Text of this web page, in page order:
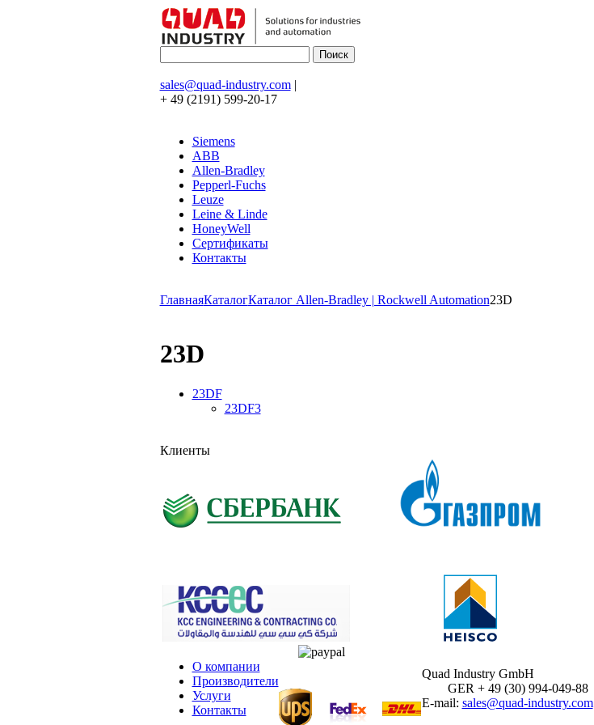
sales@quad-industry.com|
+ 49 (2191) 599-20-17
Siemens
ABB
Allen-Bradley
Pepperl-Fuchs
Leuze
Leine & Linde
HoneyWell
Сертификаты
Контакты
ГлавнаяКаталогКаталог Allen-Bradley | Rockwell Automation23D
23D
23DF
23DF3
Клиенты
О компании
Производители
Услуги
Контакты
Quad Industry GmbH
GER + 49 (30) 994-049-88
E-mail: sales@quad-industry.com